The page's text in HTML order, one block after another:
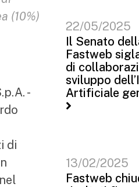
(10%)
-
di
22/05/2025
Il Senato
Fastweb
di
sviluppo
Artificiale
13/02/2025
Fastweb